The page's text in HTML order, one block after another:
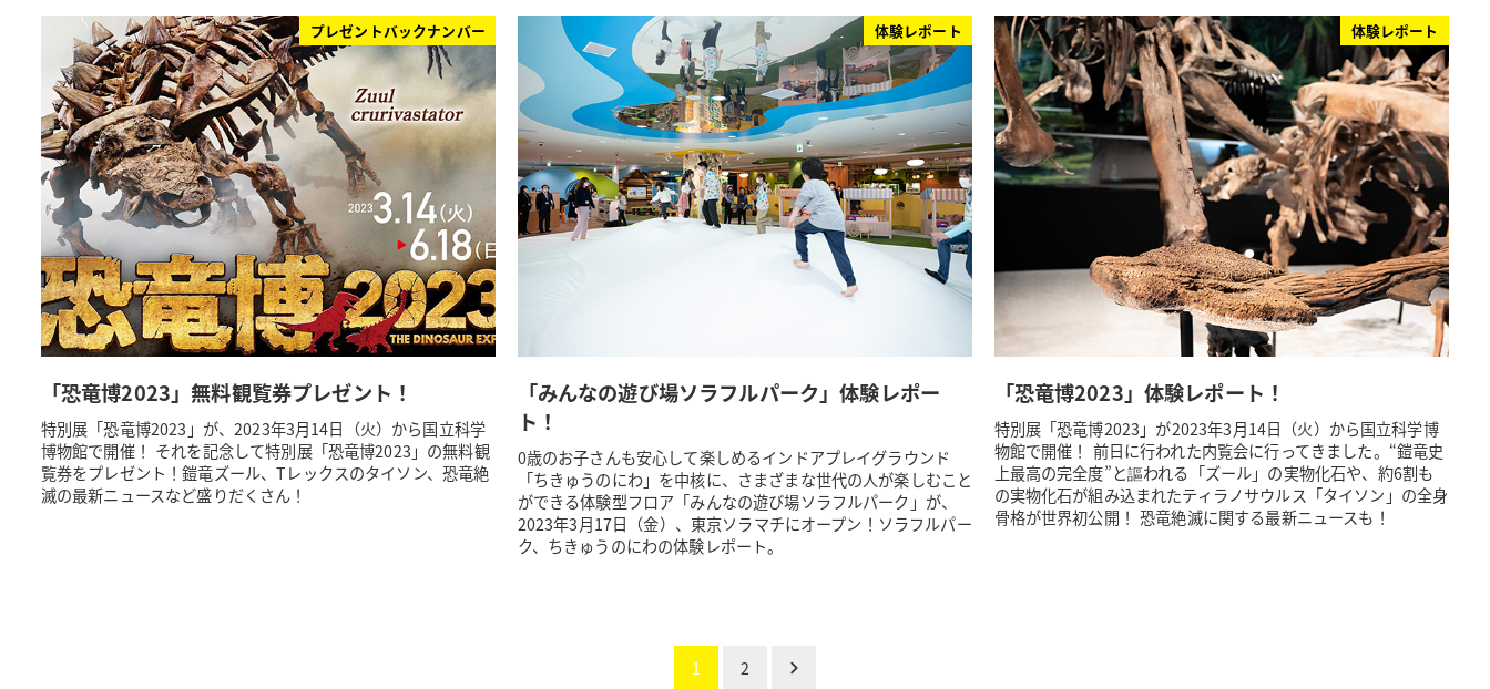
プレゼントバックナンバー
「恐竜博2023」無料観覧券プレゼント！
特別展「恐竜博2023」が、2023年3月14日（火）から国立科学
博物館で開催！ それを記念して特別展「恐竜博2023」の無料観
覧券をプレゼント！鎧竜ズール、Tレックスのタイソン、恐竜絶
滅の最新ニュースなど盛りだくさん！
体験レポート
「みんなの遊び場ソラフルパーク」体験レポー
ト！
0歳のお子さんも安心して楽しめるインドアプレイグラウンド
「ちきゅうのにわ」を中核に、さまざまな世代の人が楽しむこと
ができる体験型フロア「みんなの遊び場ソラフルパーク」が、
2023年3月17日（金）、東京ソラマチにオープン！ソラフルパー
ク、ちきゅうのにわの体験レポート。
体験レポート
「恐竜博2023」体験レポート！
特別展「恐竜博2023」が2023年3月14日（火）から国立科学博
物館で開催！ 前日に行われた内覧会に行ってきました。“鎧竜史
上最高の完全度”と謳われる「ズール」の実物化石や、約6割も
の実物化石が組み込まれたティラノサウルス「タイソン」の全身
骨格が世界初公開！ 恐竜絶滅に関する最新ニュースも！
1 2